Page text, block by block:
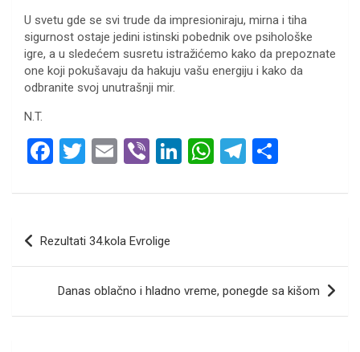
U svetu gde se svi trude da impresioniraju, mirna i tiha
sigurnost ostaje jedini istinski pobednik ove psihološke
igre, a u sledećem susretu istražićemo kako da prepoznate
one koji pokušavaju da hakuju vašu energiju i kako da
odbranite svoj unutrašnji mir.
N.T.
F
ce
o
o
k
T
tt
er
E
ail
Vi
er
Li
ke
W
at
p
T
e
m
ar
Кретање
чланка
Rezultati 34.kola Evrolige
Danas oblačno i hladno vreme, ponegde sa kišom